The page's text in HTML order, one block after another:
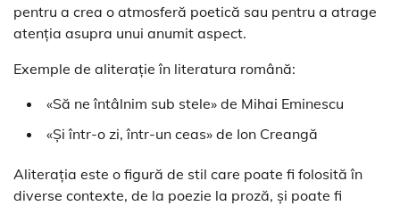
pentru a crea o atmosferă poetică sau pentru a atrage
atenția asupra unui anumit aspect.
Exemple de aliterație în literatura română:
«Să ne întâlnim sub stele» de Mihai Eminescu
«Și într-o zi, într-un ceas» de Ion Creangă
Aliterația este o figură de stil care poate fi folosită în
diverse contexte, de la poezie la proză, și poate fi